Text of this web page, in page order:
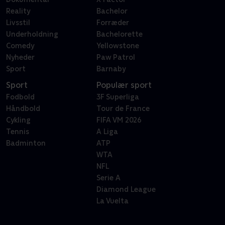
Reality
Livsstil
Underholdning
Comedy
Nyheder
Sport
Bachelor
Forræder
Bachelorette
Yellowstone
Paw Patrol
Barnaby
Sport
Fodbold
Håndbold
Cykling
Tennis
Badminton
Populær sport
3F Superliga
Tour de France
FIFA VM 2026
A Liga
ATP
WTA
NFL
Serie A
Diamond League
La Vuelta